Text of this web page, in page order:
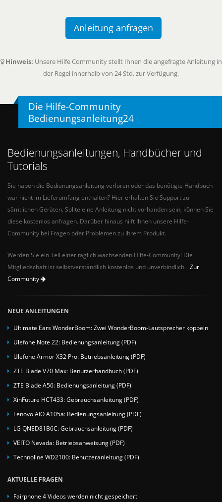
Anleitung anfragen
Hinweis: Unsere Hilfe Community stellt Ihnen die angefragte Anleitung in
der Regel innerhalb von 24 Std. zur Verfügung.
Die Hilfe-Community
Bedienungsanleitung24
Bedienungsanleitungen, Handbücher und
Tutorials
Sie haben die Bedienungsanleitung verloren oder das benötigte Handbuch
war nicht im Lieferumfang enthalten? Hier erhalten Sie Support zu
sämtlichen Geräten. Sollte eine Anleitung nicht vorhanden sein, können Sie
diese kostenlos anfragen. Darüber hinaus hilft Ihnen unsere Hilfe-
Community bei Fragen oder Problemen zu Ihrem Produkt.
Werden Sie ein Teil einer täglich wachsenden Hilfe-Community! Die
Mitgliedschaft ist selbstverständlich kostenlos und unverbindlich. Zur
Community
NEUE ANLEITUNGEN
Ultimate Ears WonderBoom: Zwei WonderBoom-Lautsprecher koppeln
Ulefone Note 22: Bedienungsanleitung (PDF)
Ulefone Armor X32 Pro: Betriebsanleitung (PDF)
ZTE Blade V70 Max: Benutzerhandbuch (PDF)
ZTE Blade A56: Bedienungsanleitung (PDF)
XinFuture HCT433: Gebrauchsanleitung (PDF)
Lenovo AIO A105a: Bedienungsanleitung (PDF)
LG QNED81B6C: Gebrauchsanleitung (PDF)
VEITO Nevada: Betriebsanweisung (PDF)
Technoline WD2100: Benutzeranleitung (PDF)
AKTUELLE FRAGEN
Fairphone 4 Videos werden nicht gespeichert